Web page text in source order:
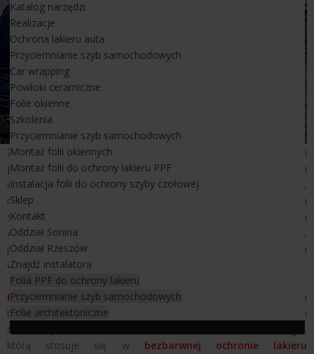
Katalog narzędzi
Realizacje
Ochrona lakieru auta
Przyciemnianie szyb samochodowych
Car wrapping
Powłoki ceramiczne
Folie okienne
Szkolenia
Przyciemnianie szyb samochodowych
Montaż folii okiennych
Montaż folii do ochrony lakieru PPF
Instalacja folii do ochrony szyby czołowej
Sklep
Kontakt
Oddział Sonina
Oddział Rzeszów
Znajdź instalatora
Folia PPF do ochrony lakieru
Przyciemnianie szyb samochodowych
Folie architektoniczne
Żelkot, którym wykańczana jest większość kadłubów łodzi i
jachtów, jest materiałem trwałym, ale tylko do czasu. Stała
ekspozycja na promieniowanie UV powoduje jego utlenianie,
matowienie i żółknięcie. W wodzie morskiej proces przyspiesza
sól i osady organiczne wnikające w strukturę powierzchni. Linia
wodna, rufa i burty - regularnie ocierające się o odbijacze,
pomosty i inne jednostki - mogą po jednym sezonie wyglądać na
wyraźnie zużyte, nawet na stosunkowo nowej łodzi.
Folia PPF(Paint Protection Film) to elastyczna, transparentna
bariera, która przejmuje większość obciążeń mechanicznych i
chemicznych zanim dotrą do żelkotu. To ta sama technologia,
którą stosuje się w bezbarwnej ochronie lakieru